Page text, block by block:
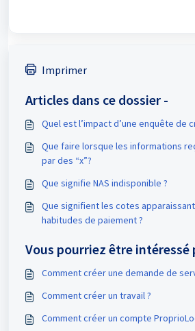
Imprimer
Articles dans ce dossier -
Quel est l’impact d’une enquête de
Que faire lorsque les informations
par des “x”?
Que signifie NAS indisponible ?
Que signifient les cotes
habitudes de paiement ?
Vous pourriez être intéressé
Comment créer une demande de
Comment créer un travail ?
Comment créer un compte